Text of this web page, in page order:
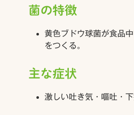
菌の特徴
黄色ブドウ球菌が食品
をつくる。
主な症状
激しい吐き気・嘔吐・下